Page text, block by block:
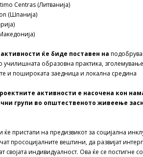
Centras (Литванија)
(Шпанија)
ќе биде поставен на
училишната образовна практика,
и пошироката заедница и локална средина
активности е насочена кон
групи во општественото живеење
ќе пристапи на предизвикот за социјална
просоцијалните вештини, да развијат
својата индивидуалност. Ова ќе се постигне